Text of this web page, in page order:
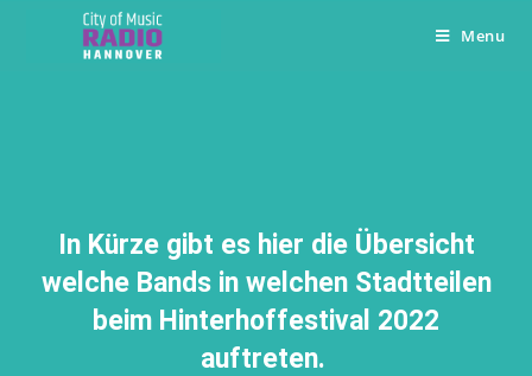
Menu
In Kürze gibt es hier die Übersicht
welche Bands in welchen Stadtteilen
beim Hinterhoffestival 2022
auftreten.